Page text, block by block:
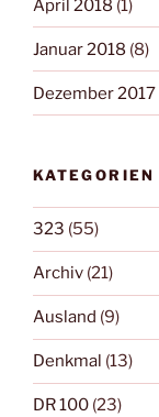
April 2018 (1)
Januar 2018 (8)
Dezember 2017
KATEGORIEN
323 (55)
Archiv (21)
Ausland (9)
Denkmal (13)
DR 100 (23)